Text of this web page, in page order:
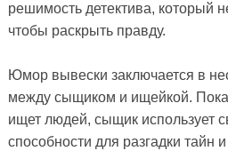
решимость детектива, который
чтобы раскрыть правду.
Юмор вывески заключается в
между сыщиком и ищейкой.
ищет людей, сыщик использует
способности для разгадки тайн